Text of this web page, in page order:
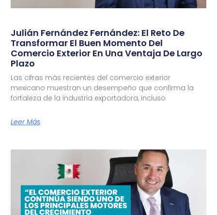
Julián Fernández Fernández: El Reto De
Transformar El Buen Momento Del
Comercio Exterior En Una Ventaja De Largo
Plazo
Las cifras más recientes del comercio exterior
mexicano muestran un desempeño que confirma la
fortaleza de la industria exportadora, incluso
Leer Más